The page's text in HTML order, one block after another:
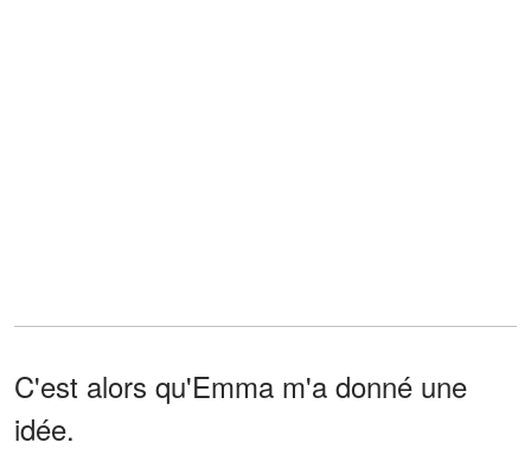
C'est alors qu'Emma m'a donné une
idée.